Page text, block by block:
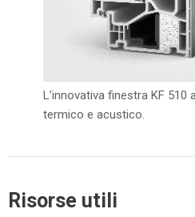
L’innovativa finestra KF
termico e acustico.
Risorse utili